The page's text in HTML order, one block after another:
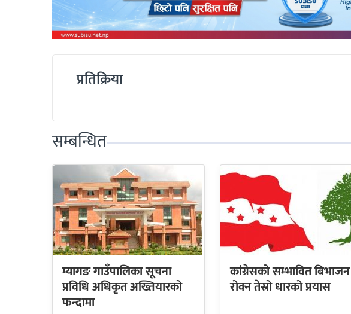
प्रतिक्रिया
सम्बन्धित
म्यागङ गाउँपालिका सूचना
प्रविधि अधिकृत अख्तियारको
फन्दामा
कांग्रेसको सम्भावित बिभाजन
रोक्न तेस्रो धारको प्रयास